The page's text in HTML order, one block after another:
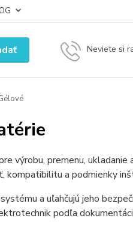
Neviete si
výrobu, premenu,
kompatibilitu a podmienky
a uľahčujú jeho
podľa